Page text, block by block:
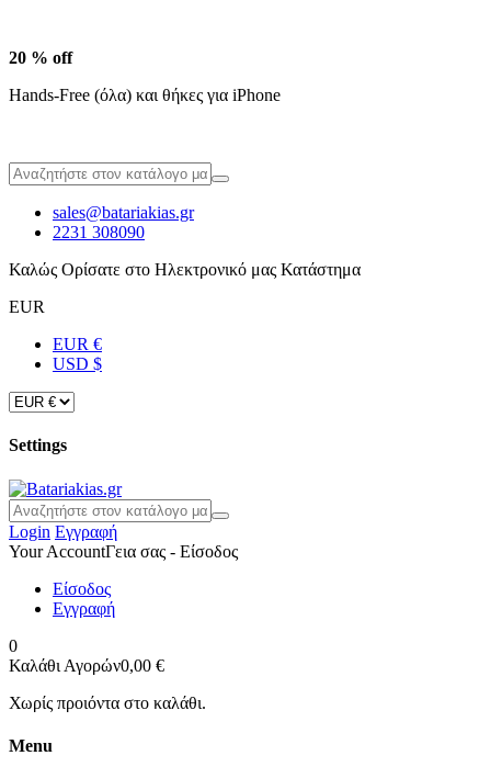
20 % off
Hands-Free (όλα) και θήκες για iPhone
sales@batariakias.gr
2231 308090
Καλώς Ορίσατε στο Ηλεκτρονικό μας Κατάστημα
EUR
EUR €
USD $
Settings
Login Εγγραφή
Your AccountΓεια σας - Είσοδος
Είσοδος
Εγγραφή
0
Καλάθι Αγορών0,00 €
Χωρίς προιόντα στο καλάθι.
Menu